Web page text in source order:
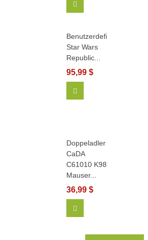
Benutzerdefinierte
Star Wars
Republic...
95,99 $
Doppeladler
CaDA
C61010 K98
Mauser...
36,99 $